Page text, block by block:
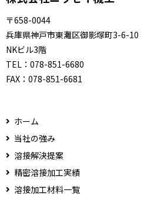
〒658-0044
兵庫県神戸市東灘区御影塚町3-6-10
NKビル3階
TEL： 078-851-6680
FAX： 078-851-6681
ホーム
当社の強み
溶接解決提案
精密溶接加工実績
溶接加工材料一覧